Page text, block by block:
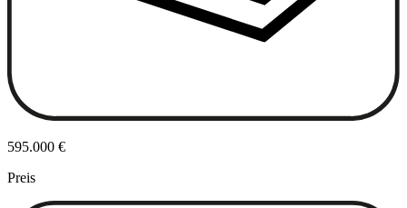
595.000 €
Preis